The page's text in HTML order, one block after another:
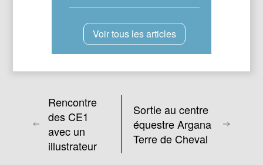
Voir tous les articles
Rencontre
des CE1
avec un
illustrateur
Sortie au centre
équestre Argana
Terre de Cheval